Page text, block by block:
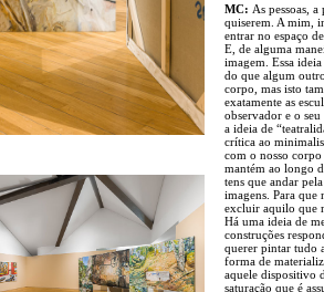
MC: As pessoas,
quiserem. A mim,
entrar no espaço
E, de alguma
imagem. Essa
do que algum
corpo, mas isto
exatamente as
observador e o
a ideia de
crítica ao
com o nosso corpo
mantém ao longo
tens que andar
imagens. Para que
excluir aquilo que
Há uma ideia de
construções
querer pintar tudo
forma de
aquele dispositivo
saturação que é